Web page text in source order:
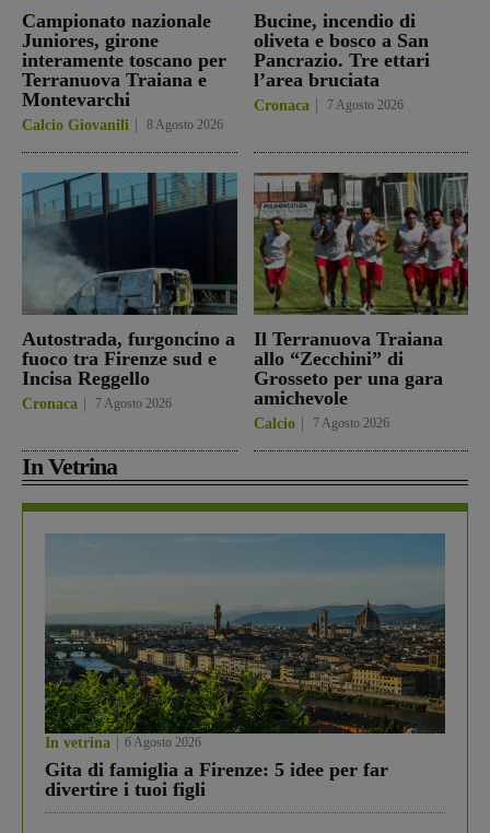
Campionato nazionale
Juniores, girone
interamente toscano per
Terranuova Traiana e
Montevarchi
Calcio Giovanili 8 Agosto 2026
Bucine, incendio di
oliveta e bosco a San
Pancrazio. Tre ettari
l’area bruciata
Cronaca 7 Agosto 2026
Autostrada, furgoncino a
fuoco tra Firenze sud e
Incisa Reggello
Cronaca 7 Agosto 2026
Il Terranuova Traiana
allo “Zecchini” di
Grosseto per una gara
amichevole
Calcio 7 Agosto 2026
In Vetrina
In vetrina 6 Agosto 2026
Gita di famiglia a Firenze: 5 idee per far
divertire i tuoi figli